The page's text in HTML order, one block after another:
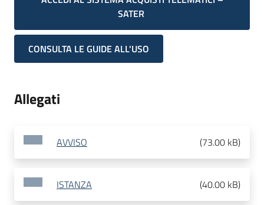
SATER
CONSULTA LE GUIDE ALL'USO
Allegati
AVVISO (73.00 kB)
ISTANZA (40.00 kB)